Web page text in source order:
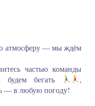
атмосферу — мы ждём
частью команды
бегать
,
— в любую погоду!